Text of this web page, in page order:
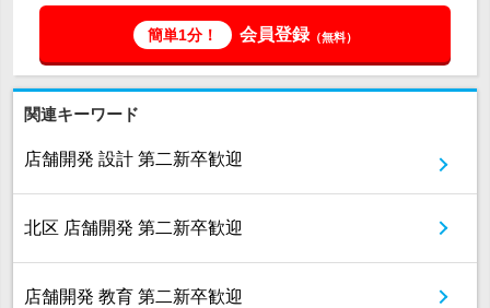
簡単1分！ 会員登録（無料）
関連キーワード
店舗開発 設計 第二新卒歓迎
北区 店舗開発 第二新卒歓迎
店舗開発 教育 第二新卒歓迎